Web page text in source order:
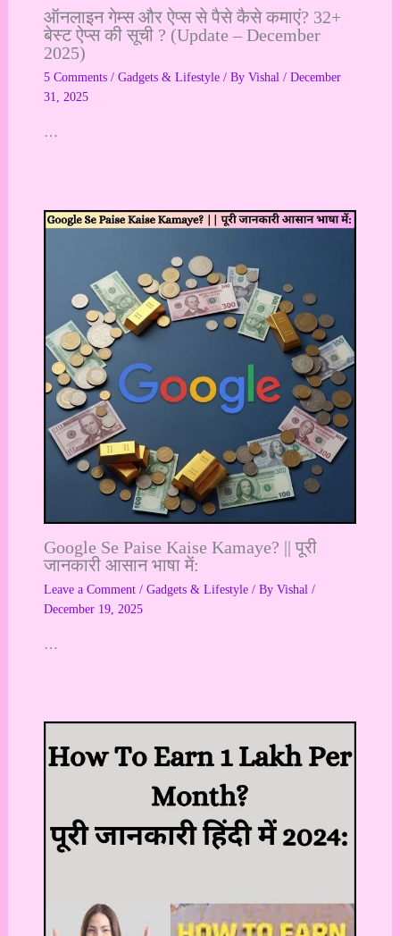
ऑनलाइन गेम्स और ऐप्स से पैसे कैसे कमाएं? 32+
बेस्ट ऐप्स की सूची ? (Update – December
2025)
5 Comments / Gadgets & Lifestyle/ By Vishal / December
31, 2025
…
Google Se Paise Kaise Kamaye? || पूरी
जानकारी आसान भाषा में:
Leave a Comment / Gadgets & Lifestyle/ By Vishal /
December 19, 2025
…